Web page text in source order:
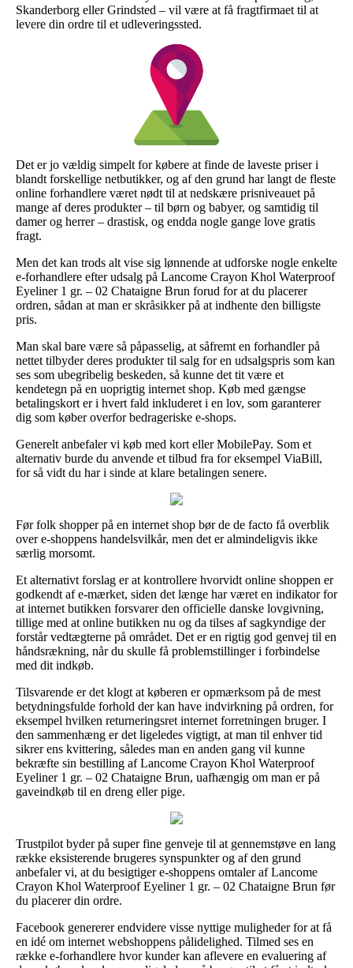
Skanderborg eller Grindsted – vil være at få fragtfirmaet til at
levere din ordre til et udleveringssted.
Det er jo vældig simpelt for købere at finde de laveste priser i
blandt forskellige netbutikker, og af den grund har langt de fleste
online forhandlere været nødt til at nedskære prisniveauet på
mange af deres produkter – til børn og babyer, og samtidig til
damer og herrer – drastisk, og endda nogle gange love gratis
fragt.
Men det kan trods alt vise sig lønnende at udforske nogle enkelte
e-forhandlere efter udsalg på Lancome Crayon Khol Waterproof
Eyeliner 1 gr. – 02 Chataigne Brun forud for at du placerer
ordren, sådan at man er skråsikker på at indhente den billigste
pris.
Man skal bare være så påpasselig, at såfremt en forhandler på
nettet tilbyder deres produkter til salg for en udsalgspris som kan
ses som ubegribelig beskeden, så kunne det tit være et
kendetegn på en uoprigtig internet shop. Køb med gængse
betalingskort er i hvert fald inkluderet i en lov, som garanterer
dig som køber overfor bedrageriske e-shops.
Generelt anbefaler vi køb med kort eller MobilePay. Som et
alternativ burde du anvende et tilbud fra for eksempel ViaBill,
for så vidt du har i sinde at klare betalingen senere.
Før folk shopper på en internet shop bør de de facto få overblik
over e-shoppens handelsvilkår, men det er almindeligvis ikke
særlig morsomt.
Et alternativt forslag er at kontrollere hvorvidt online shoppen er
godkendt af e-mærket, siden det længe har været en indikator for
at internet butikken forsvarer den officielle danske lovgivning,
tillige med at online butikken nu og da tilses af sagkyndige der
forstår vedtægterne på området. Det er en rigtig god genvej til en
håndsrækning, når du skulle få problemstillinger i forbindelse
med dit indkøb.
Tilsvarende er det klogt at køberen er opmærksom på de mest
betydningsfulde forhold der kan have indvirkning på ordren, for
eksempel hvilken returneringsret internet forretningen bruger. I
den sammenhæng er det ligeledes vigtigt, at man til enhver tid
sikrer ens kvittering, således man en anden gang vil kunne
bekræfte sin bestilling af Lancome Crayon Khol Waterproof
Eyeliner 1 gr. – 02 Chataigne Brun, uafhængig om man er på
gaveindkøb til en dreng eller pige.
Trustpilot byder på super fine genveje til at gennemstøve en lang
række eksisterende brugeres synspunkter og af den grund
anbefaler vi, at du besigtiger e-shoppens omtaler af Lancome
Crayon Khol Waterproof Eyeliner 1 gr. – 02 Chataigne Brun før
du placerer din ordre.
Facebook genererer endvidere visse nyttige muligheder for at få
en idé om internet webshoppens pålidelighed. Tilmed ses en
række e-forhandlere hvor kunder kan aflevere en evaluering af